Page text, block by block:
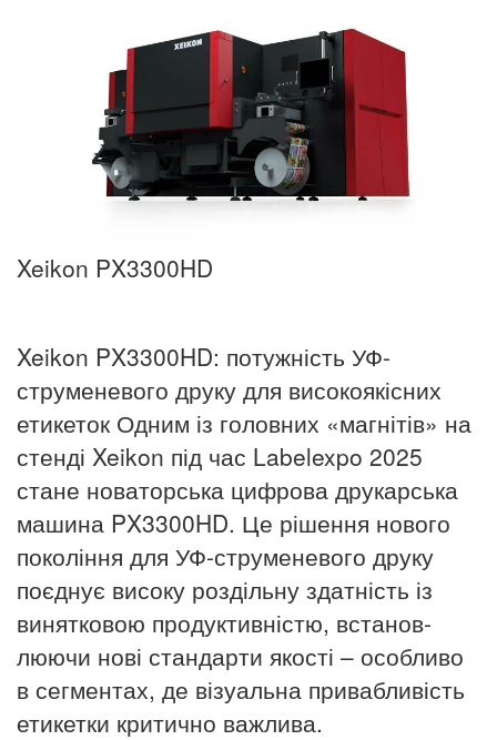
Xeikon PX3300HD
Xeikon PX3300HD: потужність УФ-
струменевого друку для високоякісних
етикеток Одним із головних «магнітів» на
стенді Xeikon під час Labelexpo 2025
стане новаторська цифрова друкарська
машина PX3300HD. Це рішення нового
покоління для УФ-струменевого друку
поєднує високу роздільну здатність із
винятковою продуктивністю, встанов­
люючи нові стандарти якості – особливо
в сегментах, де візуальна привабливість
етикетки критично важлива.